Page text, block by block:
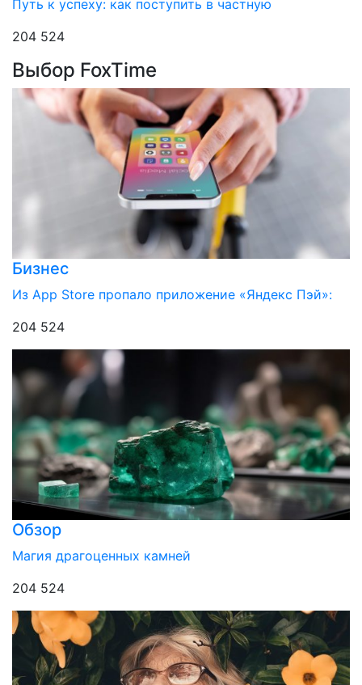
Путь к успеху: как поступить в частную
204 524
Выбор FoxTime
Бизнес
Из App Store пропало приложение «Яндекс Пэй»:
204 524
Обзор
Магия драгоценных камней
204 524